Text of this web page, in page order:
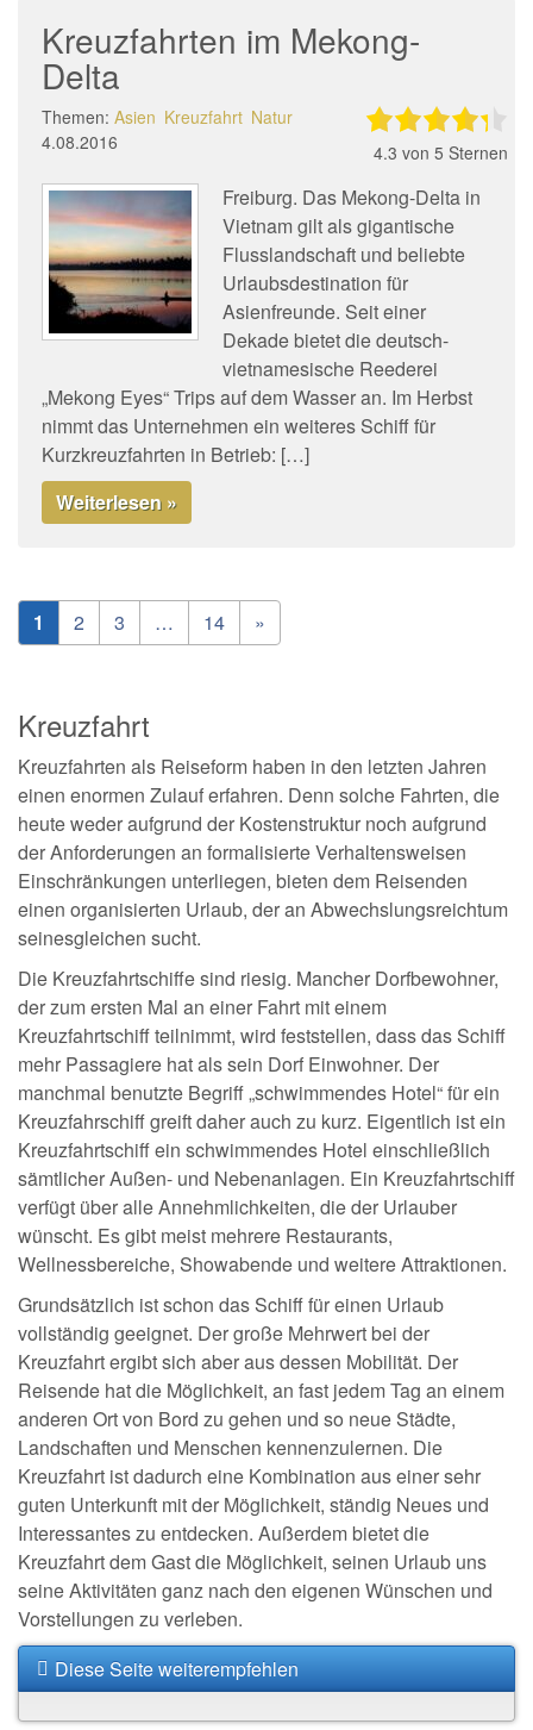
Kreuzfahrten im Mekong-
Delta
Themen: Asien Kreuzfahrt Natur
4.08.2016
4.3 von 5 Sternen
Freiburg. Das Mekong-Delta in
Vietnam gilt als gigantische
Flusslandschaft und beliebte
Urlaubsdestination für
Asienfreunde. Seit einer
Dekade bietet die deutsch-
vietnamesische Reederei
„Mekong Eyes“ Trips auf dem Wasser an. Im Herbst
nimmt das Unternehmen ein weiteres Schiff für
Kurzkreuzfahrten in Betrieb: […]
Weiterlesen »
1 2 3 … 14 »
Kreuzfahrt
Kreuzfahrten als Reiseform haben in den letzten Jahren
einen enormen Zulauf erfahren. Denn solche Fahrten, die
heute weder aufgrund der Kostenstruktur noch aufgrund
der Anforderungen an formalisierte Verhaltensweisen
Einschränkungen unterliegen, bieten dem Reisenden
einen organisierten Urlaub, der an Abwechslungsreichtum
seinesgleichen sucht.
Die Kreuzfahrtschiffe sind riesig. Mancher Dorfbewohner,
der zum ersten Mal an einer Fahrt mit einem
Kreuzfahrtschiff teilnimmt, wird feststellen, dass das Schiff
mehr Passagiere hat als sein Dorf Einwohner. Der
manchmal benutzte Begriff „schwimmendes Hotel“ für ein
Kreuzfahrschiff greift daher auch zu kurz. Eigentlich ist ein
Kreuzfahrtschiff ein schwimmendes Hotel einschließlich
sämtlicher Außen- und Nebenanlagen. Ein Kreuzfahrtschiff
verfügt über alle Annehmlichkeiten, die der Urlauber
wünscht. Es gibt meist mehrere Restaurants,
Wellnessbereiche, Showabende und weitere Attraktionen.
Grundsätzlich ist schon das Schiff für einen Urlaub
vollständig geeignet. Der große Mehrwert bei der
Kreuzfahrt ergibt sich aber aus dessen Mobilität. Der
Reisende hat die Möglichkeit, an fast jedem Tag an einem
anderen Ort von Bord zu gehen und so neue Städte,
Landschaften und Menschen kennenzulernen. Die
Kreuzfahrt ist dadurch eine Kombination aus einer sehr
guten Unterkunft mit der Möglichkeit, ständig Neues und
Interessantes zu entdecken. Außerdem bietet die
Kreuzfahrt dem Gast die Möglichkeit, seinen Urlaub uns
seine Aktivitäten ganz nach den eigenen Wünschen und
Vorstellungen zu verleben.
Diese Seite weiterempfehlen